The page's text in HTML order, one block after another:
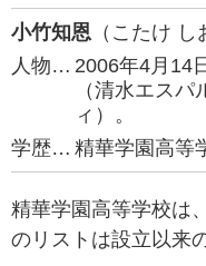
小竹知恩 （こたけ し
人物… 2006年4月14
（清水エス
ィ）。
学歴… 精華学園高等
精華学園高等学校は
のリストは設立以来